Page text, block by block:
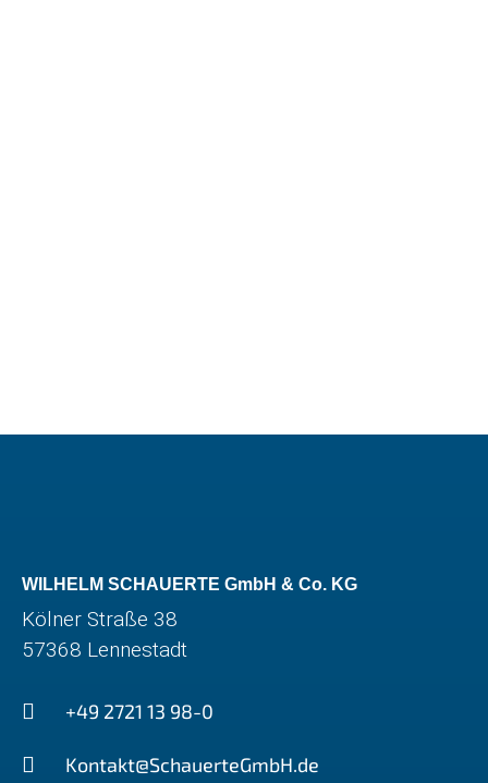
WILHELM SCHAUERTE GmbH & Co. KG
Kölner Straße 38
57368 Lennestadt
+49 2721 13 98-0
Kontakt@SchauerteGmbH.de